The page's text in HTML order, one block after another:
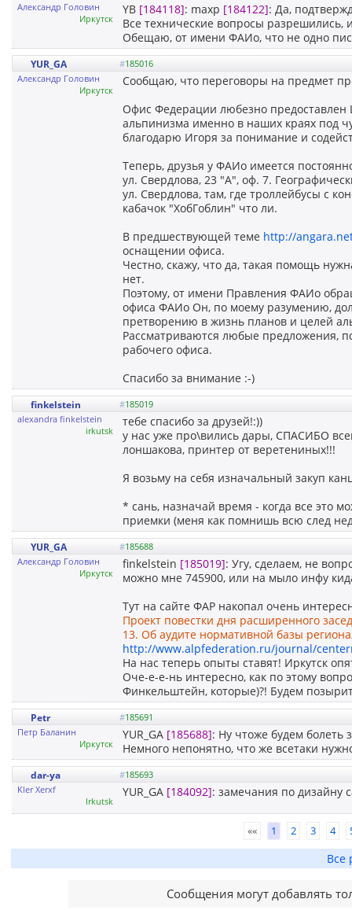
Александр Головин
Иркутск
YB [184118]: maxp [184122]: Да,
Все технические вопросы
Обещаю, от имени ФАИо, что не одно
YUR_GA #185016
Александр Головин
Иркутск
Сообщаю, что переговоры на предмет
Офис Федерации любезно
альпинизма именно в наших краях под
благодарю Игоря за понимание и
Теперь, друзья у ФАИо имеется
ул. Свердлова, 23 "А", оф. 7.
ул. Свердлова, там, где троллейбусы с
кабачок "ХобГоблин" что ли.
В предшествующей теме http://
оснащении офиса.
Честно, скажу, что да, такая помощь
нет.
Поэтому, от имени Правления ФАИо
офиса ФАИо Он, по моему разумению,
претворению в жизнь планов и целей
Рассматриваются любые предложения,
рабочего офиса.
Спасибо за внимание :-)
finkelstein #185019
alexandra finkelstein
irkutsk
тебе спасибо за друзей!:))
у нас уже про\вились дары, СПАСИБО
лоншакова, принтер от веретениных!!!
Я возьму на себя изначальный закуп
* сань, назначай время - когда все это
приемки (меня как помнишь всю след
YUR_GA #185688
Александр Головин
Иркутск
finkelstein [185019]: Угу, сделаем, не
можно мне 745900, или на мыло инфу
Тут на сайте ФАР накопал очень
Проект повестки дня расширенного
13. Об аудите нормативной базы
http://www.alpfederation.ru/journal/
На нас теперь опыты ставят! Иркутск
Оче-е-е-нь интересно, как по этому
Финкельштейн, которые)?! Будем
Petr #185691
Петр Баланин
Иркутск
YUR_GA [185688]: Ну чтоже будем болеть
Немного непонятно, что же всетаки
dar-ya #185693
Kler Xerxf
Irkutsk
YUR_GA [184092]: замечания по дизайну
«« 1 2 3 4
Все
Сообщения могут добавлять